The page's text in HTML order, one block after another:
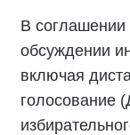
В соглашении
обсуждении
включая
голосование